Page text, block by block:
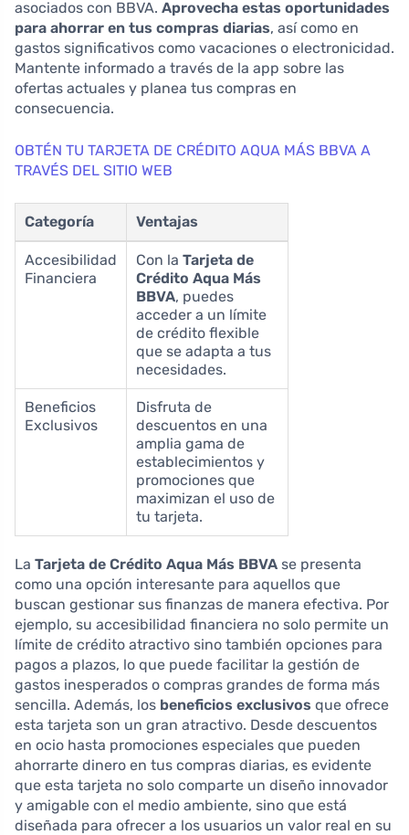
asociados con BBVA. Aprovecha estas oportunidades
para ahorrar en tus compras diarias, así como en
gastos significativos como vacaciones o electronicidad.
Mantente informado a través de la app sobre las
ofertas actuales y planea tus compras en
consecuencia.
OBTÉN TU TARJETA DE CRÉDITO AQUA MÁS BBVA A
TRAVÉS DEL SITIO WEB
Categoría Ventajas
Accesibilidad
Financiera
Con la Tarjeta de
Crédito Aqua Más
BBVA, puedes
acceder a un límite
de crédito flexible
que se adapta a tus
necesidades.
Beneficios
Exclusivos
Disfruta de
descuentos en una
amplia gama de
establecimientos y
promociones que
maximizan el uso de
tu tarjeta.
La Tarjeta de Crédito Aqua Más BBVA se presenta
como una opción interesante para aquellos que
buscan gestionar sus finanzas de manera efectiva. Por
ejemplo, su accesibilidad financiera no solo permite un
límite de crédito atractivo sino también opciones para
pagos a plazos, lo que puede facilitar la gestión de
gastos inesperados o compras grandes de forma más
sencilla. Además, los beneficios exclusivos que ofrece
esta tarjeta son un gran atractivo. Desde descuentos
en ocio hasta promociones especiales que pueden
ahorrarte dinero en tus compras diarias, es evidente
que esta tarjeta no solo comparte un diseño innovador
y amigable con el medio ambiente, sino que está
diseñada para ofrecer a los usuarios un valor real en su